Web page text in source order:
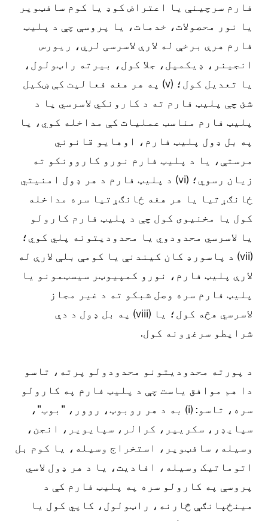
فارم سرچینې یا اعتراض کوډ یا کوم سافټویر
یا نور محصولات، خدمات، یا پروسې چې د پلیټ
فارم هرې برخې له لارې لاسرسی لري، ریورس
انجینر، ډیکمپل، جلا کول، بیرته راټولول،
یا تعدیل کول؛ (v) په هر هغه فعالیت کې ښکیل
شئ چې پلیټ فارم ته د کارونکي لاسرسي یا د
پلیټ فارم مناسب عملیات کې مداخله کوي، یا
په بل ډول پلیټ فارم، اوهایو قانوني
مرستې، یا د پلیټ فارم نورو کاروونکو ته
زیان رسوي؛ (vi) د پلیټ فارم د هر ډول امنیتي
ځانګړتیا یا هر هغه ځانګړتیا سره مداخله
کول یا مخنیوی کول چې د پلیټ فارم کارولو
یا لاسرسي محدودوي یا محدودیتونه پلي کوي؛
(vii) د پاسورډ کان کیندنې یا کومې بلې لارې له
لارې پلیټ فارم، نورو کمپیوټر سیسټمونو یا
پلیټ فارم سره وصل شبکو ته د غیر مجاز
لاسرسي هڅه کول؛ یا (viii) په بل ډول د دې
شرایطو سرغړونه کول.
د پورته محدودیتونو محدودولو پرته، تاسو
دا هم موافق یاست چې د پلیټ فارم په کارولو
سره، تاسو: (i) به د هر روبوټ، روور، "بوټ"،
سپایډر، سکریپر، کرالر، سپایویر، انجن،
وسیله، سافټویر، استخراج وسیله، یا کوم بل
اتوماتیک وسیله، افادیت، یا د هر ډول لاسي
پروسې په کارولو سره په پلیټ فارم کې د
مینځپانګې څارنه، راټولول، کاپي کول یا